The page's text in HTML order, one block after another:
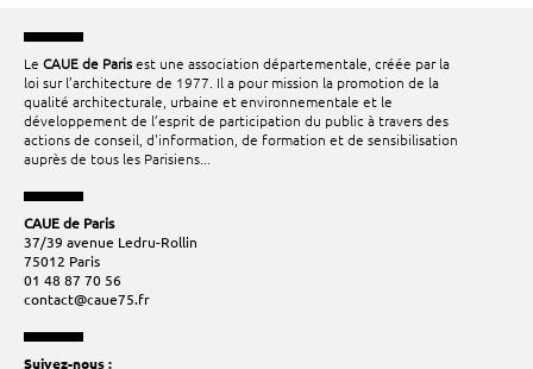
Le CAUE de Parisest une association départementale, créée par la
loi sur l’architecture de 1977. Il a pour mission la promotion de la
qualité architecturale, urbaine et environnementale et le
développement de l’esprit de participation du public à travers des
actions de conseil, d'information, de formation et de sensibilisation
auprès de tous les Parisiens...
CAUE de Paris
37/39 avenue Ledru-Rollin
75012 Paris
01 48 87 70 56
contact@caue75.fr
Suivez-nous :